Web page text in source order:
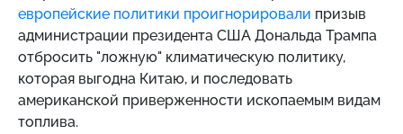
европейские политики проигнорировали призыв
администрации президента США Дональда Трампа
отбросить "ложную" климатическую политику,
которая выгодна Китаю, и последовать
американской приверженности ископаемым видам
топлива.